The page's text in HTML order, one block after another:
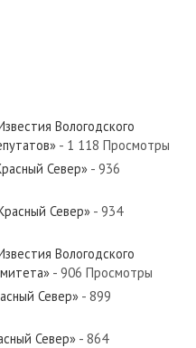
1979 года —
мая 1972 года — «Красный
сентября 1967 года —
Вологодского
- 1 118 Просмотры
Север» - 936
Север» - 934
Вологодского
- 906 Просмотры
Север» - 899
Север» - 864